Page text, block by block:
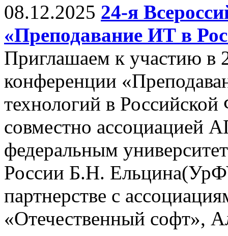
08.12.2025 24-я
«Преподавание ИТ в
Приглашаем к участию в
конференции
технологий в
совместно ассоциацией
федеральным
России Б.Н.
партнерстве с
«Отечественный софт»,